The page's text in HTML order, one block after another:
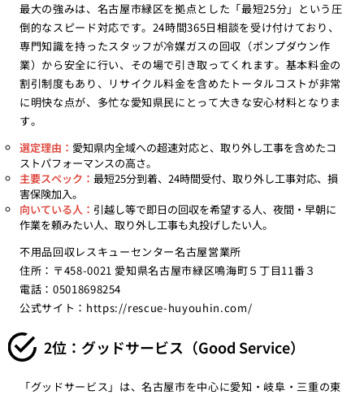
最大の強みは、名古屋市緑区を拠点とした「最短25分」という圧
倒的なスピード対応です。24時間365日相談を受け付けており、
専門知識を持ったスタッフが冷媒ガスの回収（ポンプダウン作
業）から安全に行い、その場で引き取ってくれます。基本料金の
割引制度もあり、リサイクル料金を含めたトータルコストが非常
に明快な点が、多忙な愛知県民にとって大きな安心材料となりま
す。
選定理由： 愛知県内全域への超速対応と、取り外し工事を含めたコ
ストパフォーマンスの高さ。
主要スペック： 最短25分到着、24時間受付、取り外し工事対応、損
害保険加入。
向いている人： 引越し等で即日の回収を希望する人、夜間・早朝に
作業を頼みたい人、取り外し工事も丸投げしたい人。
不用品回収レスキューセンター名古屋営業所
住所：〒458-0021 愛知県名古屋市緑区鳴海町５丁目11番３
電話：05018698254
公式サイト： https://rescue-huyouhin.com/
2位：グッドサービス（Good Service）
「グッドサービス」は、名古屋市を中心に愛知・岐阜・三重の東